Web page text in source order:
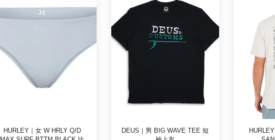
HURLEY｜女 W HRLY Q/D
DEUS｜男 BIG WAVE TEE 短